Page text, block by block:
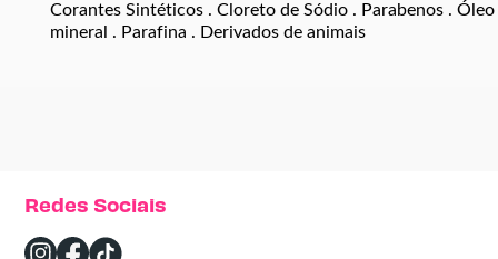
Corantes Sintéticos . Cloreto de Sódio . Parabenos . Óleo
mineral . Parafina . Derivados de animais
Redes Sociais